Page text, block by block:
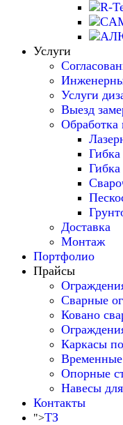
Услуги
Услуги
Выезд
Обработка
Гибка
Доставка
Монтаж
Портфолио
Прайсы
Сварные
Ковано
Каркасы
Опорные
Навесы
Контакты
">ТЗ